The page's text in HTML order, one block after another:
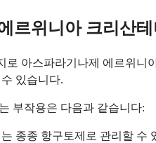
르위니아 크리산
로 아스파라기나제 에르위
있습니다.
부작용은 다음과 같습니다:
종종 항구토제로 관리할 수